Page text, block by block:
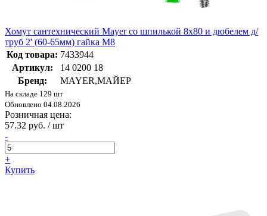
Хомут сантехнический Mayer со шпилькой 8х80 и дюбелем д/
труб 2' (60-65мм) гайка М8
Код товара: 7433944
Артикул:
14 0200 18
Бренд:
MAYER,МАЙЕР
На складе 129 шт
Обновлено 04.08.2026
Розничная цена:
57.32 руб. / шт
-
+
Купить